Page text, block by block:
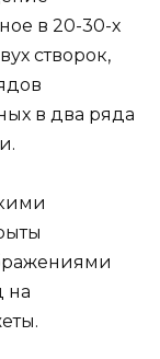
в 20-30-х
створок,
в два ряда
на